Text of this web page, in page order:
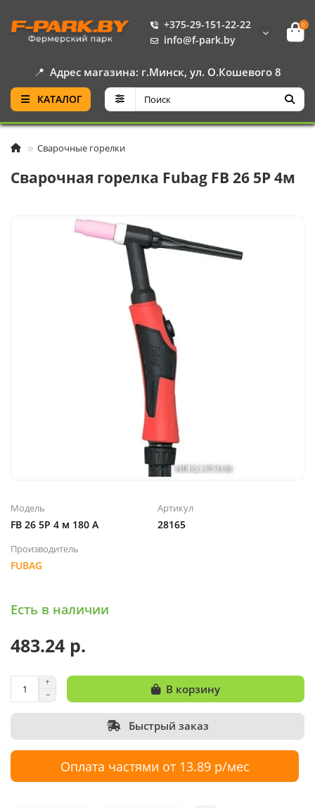
+375-29-151-22-22
info@f-park.by
0
📍 Адрес магазина: г.Минск, ул. О.Кошевого 8
КАТАЛОГ
Сварочные горелки
Сварочная горелка Fubag FB 26 5P 4м
Модель
FB 26 5P 4 м 180 А
Артикул
28165
Производитель
FUBAG
Есть в наличии
483.24 р.
В корзину
Быстрый заказ
Оплата частями от 13.89 р/мес